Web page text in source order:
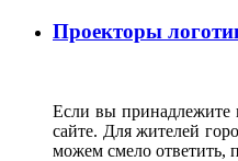
Проекторы
Если вы принадлежите
сайте. Для жителей
можем смело ответить,